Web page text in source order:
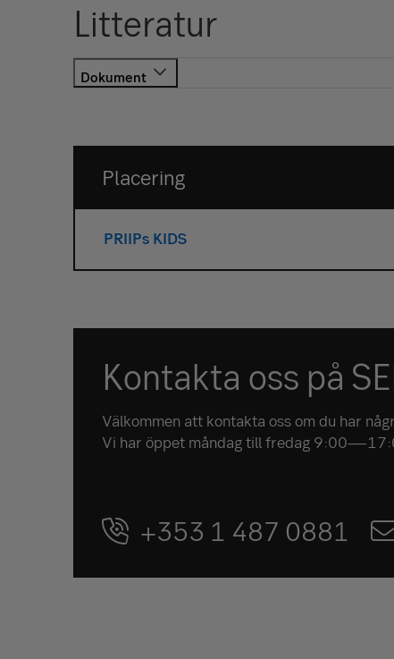
Litteratur
Placering
PRIIPs KIDS
Kontakta oss på
Välkommen att kontakta oss om du har
Vi har öppet måndag till fredag
+353 1 487 0881